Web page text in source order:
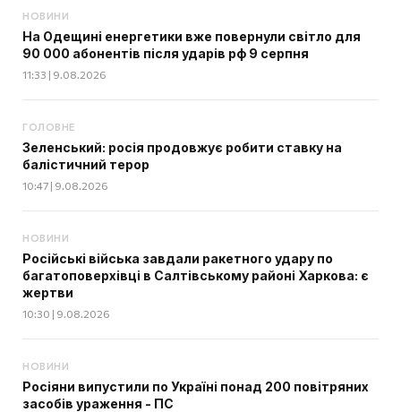
НОВИНИ
На Одещині енергетики вже повернули світло для
90 000 абонентів після ударів рф 9 серпня
11:33 | 9.08.2026
ГОЛОВНЕ
Зеленський: росія продовжує робити ставку на
балістичний терор
10:47 | 9.08.2026
НОВИНИ
Російські війська завдали ракетного удару по
багатоповерхівці в Салтівському районі Харкова: є
жертви
10:30 | 9.08.2026
НОВИНИ
Росіяни випустили по Україні понад 200 повітряних
засобів ураження - ПС